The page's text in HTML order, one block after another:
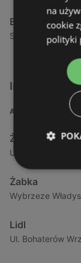
Biedronka
Sienkiewicza 32,
Inne sklepy
ADRES
Żabka
Ul. Barlickiego
Żabka
Wybrzeze
Lidl
Ul. Bohaterów
na
cookie
polityki